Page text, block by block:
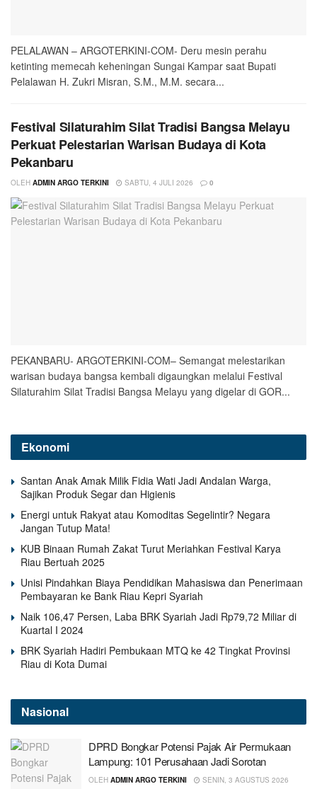
PELALAWAN – ARGOTERKINI-COM- Deru mesin perahu
ketinting memecah keheningan Sungai Kampar saat Bupati
Pelalawan H. Zukri Misran, S.M., M.M. secara...
Festival Silaturahim Silat Tradisi Bangsa Melayu
Perkuat Pelestarian Warisan Budaya di Kota
Pekanbaru
OLEH ADMIN ARGO TERKINI SABTU, 4 JULI 2026 0
PEKANBARU- ARGOTERKINI-COM– Semangat melestarikan
warisan budaya bangsa kembali digaungkan melalui Festival
Silaturahim Silat Tradisi Bangsa Melayu yang digelar di GOR...
Ekonomi
Santan Anak Amak Milik Fidia Wati Jadi Andalan Warga,
Sajikan Produk Segar dan Higienis
Energi untuk Rakyat atau Komoditas Segelintir? Negara
Jangan Tutup Mata!
KUB Binaan Rumah Zakat Turut Meriahkan Festival Karya
Riau Bertuah 2025
Unisi Pindahkan Biaya Pendidikan Mahasiswa dan Penerimaan
Pembayaran ke Bank Riau Kepri Syariah
Naik 106,47 Persen, Laba BRK Syariah Jadi Rp79,72 Miliar di
Kuartal I 2024
BRK Syariah Hadiri Pembukaan MTQ ke 42 Tingkat Provinsi
Riau di Kota Dumai
Nasional
DPRD Bongkar Potensi Pajak Air Permukaan
Lampung: 101 Perusahaan Jadi Sorotan
OLEH ADMIN ARGO TERKINI
SENIN, 3 AGUSTUS 2026